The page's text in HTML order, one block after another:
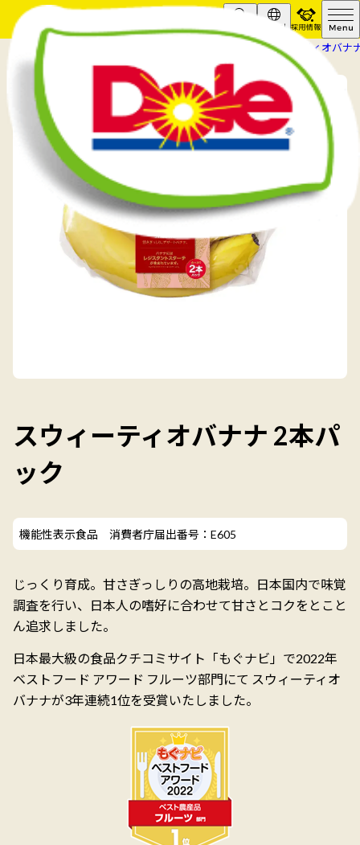
Search Global
採用情報
スウィーティオバナ
スウィーティオバナナ 2本パ
ック
機能性表示食品 消費者庁届出番号：E605
じっくり育成。甘さぎっしりの高地栽培。日本国内で味覚
調査を行い、日本人の嗜好に合わせて甘さとコクをとこと
ん追求しました。
日本最大級の食品クチコミサイト「もぐナビ」で2022年
ベストフード アワード フルーツ部門にて スウィーティオ
バナナが3年連続1位を受賞いたしました。